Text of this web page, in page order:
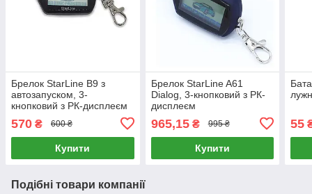
Брелок StarLine B9 з
автозапуском, 3-
кнопковий з РК-дисплеєм
570 ₴ 600 ₴
Купити
Брелок StarLine A61
Dialog, 3-кнопковий з РК-
дисплеєм
965,15₴ 995 ₴
Купити
55
Подібні товари компанії